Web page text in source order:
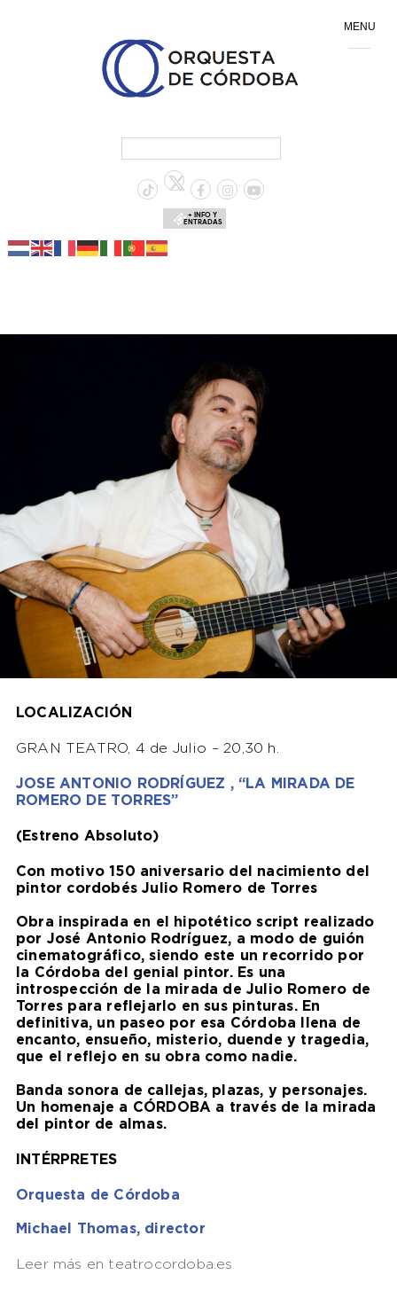
+ INFO Y
ENTRADAS
LOCALIZACIÓN
GRAN TEATRO, 4 de Julio – 20,30 h.
JOSE ANTONIO RODRÍGUEZ , “LA MIRADA DE
ROMERO DE TORRES”
(Estreno Absoluto)
Con motivo 150 aniversario del nacimiento del
pintor cordobés Julio Romero de Torres
Obra inspirada en el hipotético script realizado
por José Antonio Rodríguez, a modo de guión
cinematográfico, siendo este un recorrido por
la Córdoba del genial pintor. Es una
introspección de la mirada de Julio Romero de
Torres para reflejarlo en sus pinturas. En
definitiva, un paseo por esa Córdoba llena de
encanto, ensueño, misterio, duende y tragedia,
que el reflejo en su obra como nadie.
Banda sonora de callejas, plazas, y personajes.
Un homenaje a CÓRDOBA a través de la mirada
del pintor de almas.
INTÉRPRETES
Orquesta de Córdoba
Michael Thomas, director
Leer más en teatrocordoba.es
MENU